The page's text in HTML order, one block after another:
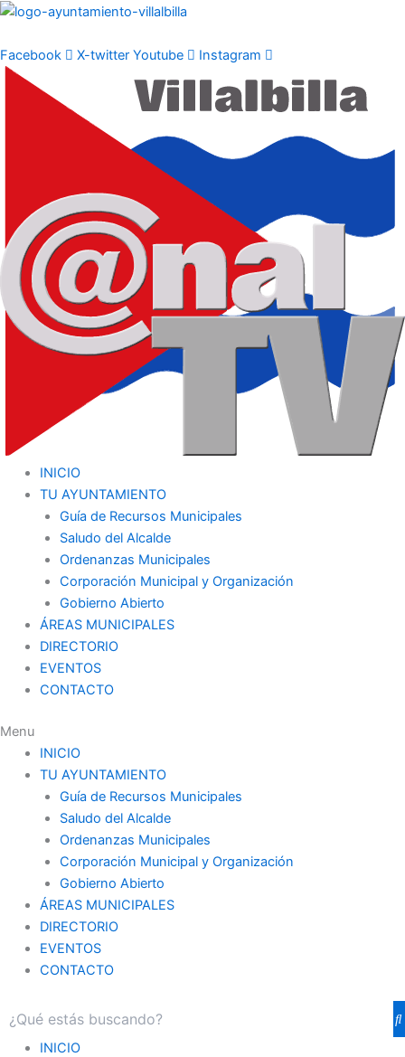
Ir
contenido
Facebook X-twitter Youtube Instagram
INICIO
TU AYUNTAMIENTO
Guía de Recursos Municipales
Saludo del Alcalde
Ordenanzas Municipales
Corporación Municipal y Organización
Gobierno Abierto
ÁREAS MUNICIPALES
DIRECTORIO
EVENTOS
CONTACTO
Menu
INICIO
TU AYUNTAMIENTO
Guía de Recursos Municipales
Saludo del Alcalde
Ordenanzas Municipales
Corporación Municipal y Organización
Gobierno Abierto
ÁREAS MUNICIPALES
DIRECTORIO
EVENTOS
CONTACTO
INICIO